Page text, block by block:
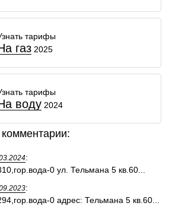
тарифы
газ 2025
тарифы
воду 2024
:
0 ул. Тельмана 5 кв.60...
:
0 адрес: Тельмана 5 кв.60...